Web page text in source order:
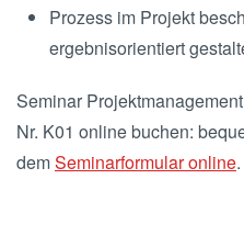
Prozess im Projekt
ergebnisorientiert
Seminar
Nr. K01 online buchen:
demSeminarformular online.